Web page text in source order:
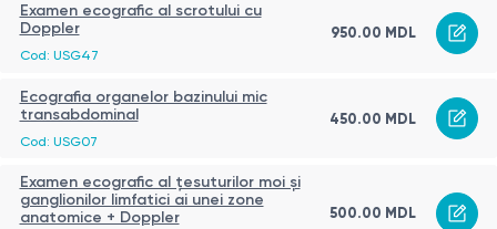
Examen ecografic al scrotului cu
Doppler
Cod: USG47
950.00 MDL
Ecografia organelor bazinului mic
transabdominal
Cod: USG07
450.00 MDL
Examen ecografic al țesuturilor moi și
ganglionilor limfatici ai unei zone
anatomice + Doppler
500.00 MDL